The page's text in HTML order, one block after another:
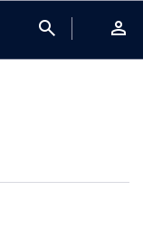
search person